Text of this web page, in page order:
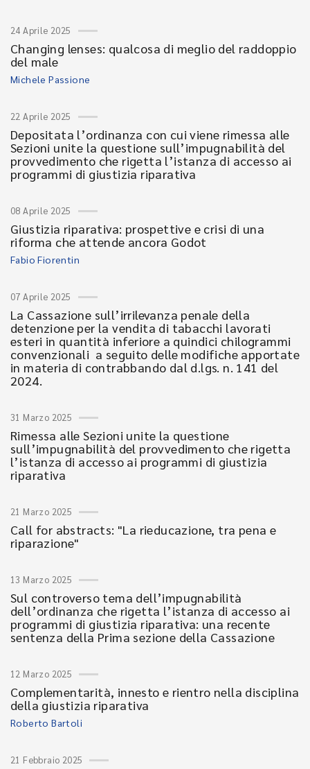
24 Aprile 2025
Changing lenses: qualcosa di meglio del raddoppio
del male
Michele Passione
22 Aprile 2025
Depositata l’ordinanza con cui viene rimessa alle
Sezioni unite la questione sull’impugnabilità del
provvedimento che rigetta l’istanza di accesso ai
programmi di giustizia riparativa
08 Aprile 2025
Giustizia riparativa: prospettive e crisi di una
riforma che attende ancora Godot
Fabio Fiorentin
07 Aprile 2025
La Cassazione sull’irrilevanza penale della
detenzione per la vendita di tabacchi lavorati
esteri in quantità inferiore a quindici chilogrammi
convenzionali a seguito delle modifiche apportate
in materia di contrabbando dal d.lgs. n. 141 del
2024.
31 Marzo 2025
Rimessa alle Sezioni unite la questione
sull’impugnabilità del provvedimento che rigetta
l’istanza di accesso ai programmi di giustizia
riparativa
21 Marzo 2025
Call for abstracts: "La rieducazione, tra pena e
riparazione"
13 Marzo 2025
Sul controverso tema dell’impugnabilità
dell’ordinanza che rigetta l’istanza di accesso ai
programmi di giustizia riparativa: una recente
sentenza della Prima sezione della Cassazione
12 Marzo 2025
Complementarità, innesto e rientro nella disciplina
della giustizia riparativa
Roberto Bartoli
21 Febbraio 2025